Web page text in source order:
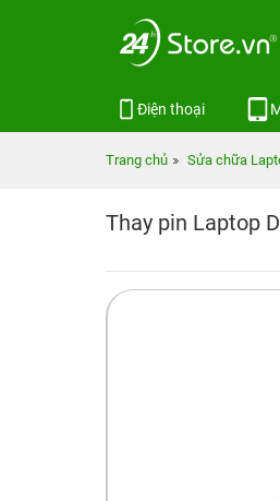
Điện thoại
Trang chủ Sửa chữa
Thay pin Laptop